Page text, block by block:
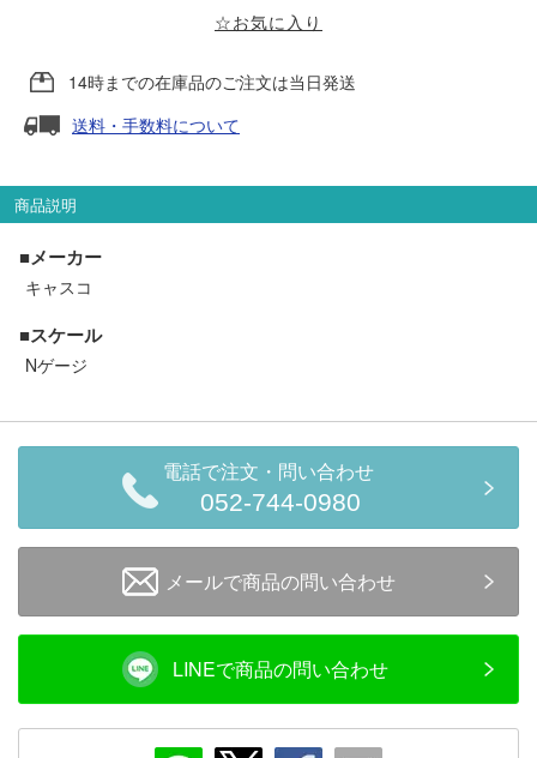
セール品・キャンペーン
セール商品
走行エリア別 鉄道模型車両リスト
関西
☆お気に入り
14時までの在庫品のご注文は当日発送
送料・手数料について
商品説明
■メーカー
キャスコ
■スケール
Nゲージ
電話で注文・問い合わせ
052-744-0980
メールで商品の問い合わせ
LINEで商品の問い合わせ